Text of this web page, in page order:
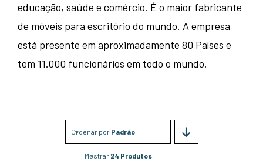
educação, saúde e comércio. É o maior fabricante
de móveis para escritório do mundo. A empresa
está presente em aproximadamente 80 Países e
tem 11.000 funcionários em todo o mundo.
Ordenar por Padrão
Mostrar 24 Produtos